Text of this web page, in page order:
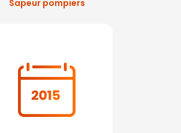
Sapeur pompiers